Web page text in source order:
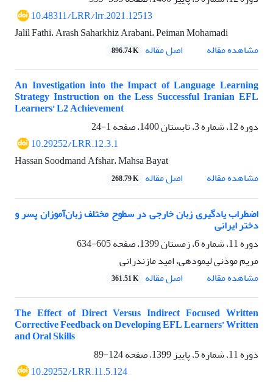
10.48311/LRR/lrr.2021.12513
Jalil Fathi، Arash Saharkhiz Arabani، Peiman Mohamadi
مشاهده مقاله
اصل مقاله 896.74 K
An Investigation into the Impact of Language Learning
Strategy Instruction on the Less Successful Iranian EFL
Learners’ L2 Achievement
دوره 12، شماره 3، تابستان 1400، صفحه
1-24
10.29252/LRR.12.3.1
Hassan Soodmand Afshar، Mahsa Bayat
مشاهده مقاله
اصل مقاله 268.79 K
اضطراب یادگیری زبان خارجی در سطوح مختلف زبان‌آموزان پسر و
دختر ایرانی
دوره 11، شماره 6، زمستان 1399، صفحه
605-634
مریم موذنی لیمودهی، امید مازندرانی
مشاهده مقاله
اصل مقاله 361.51 K
The Effect of Direct Versus Indirect Focused Written
Corrective Feedback on Developing EFL Learners’ Written
and Oral Skills
دوره 11، شماره 5، پاییز 1399، صفحه
124-89
10.29252/LRR.11.5.124